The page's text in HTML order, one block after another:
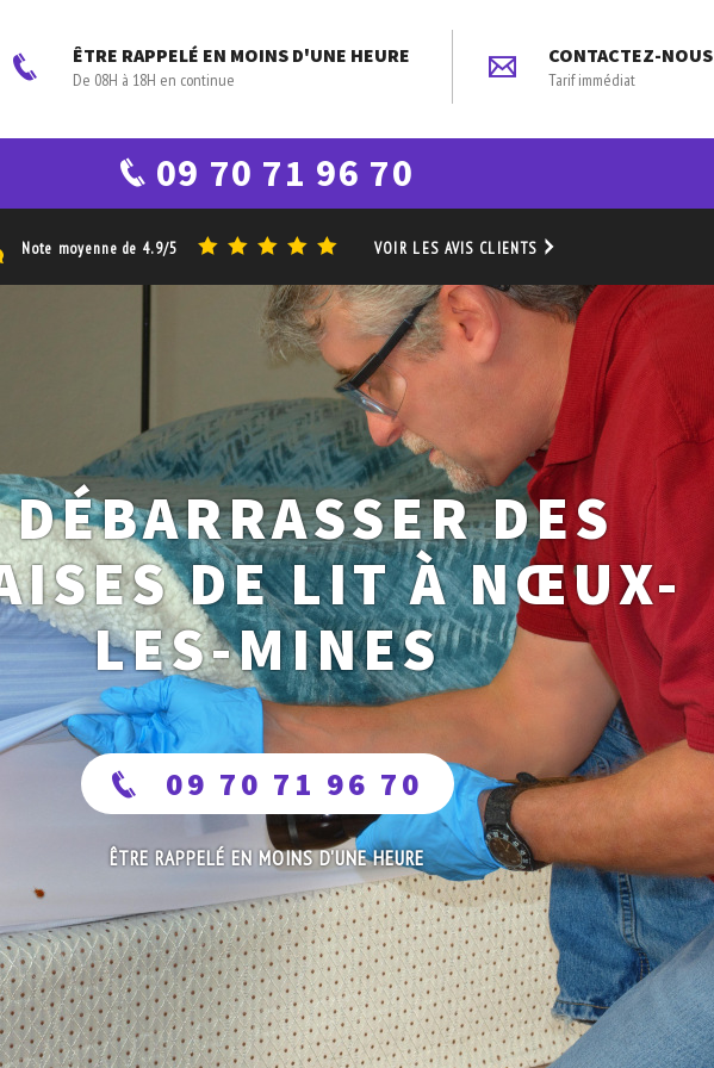
ÊTRE RAPPELÉ EN MOINS D'UNE HEURE
De 08H à 18H en continue
CONTACTEZ-NOUS
Tarif immédiat
09 70 71 96 70
Note moyenne de4.9/5 VOIR LES AVIS CLIENTS
DÉBARRASSER DES
DE LIT À NŒUX-
LES-MINES
09 70 71 96 70
ÊTRE RAPPELÉ EN MOINS D'UNE HEURE